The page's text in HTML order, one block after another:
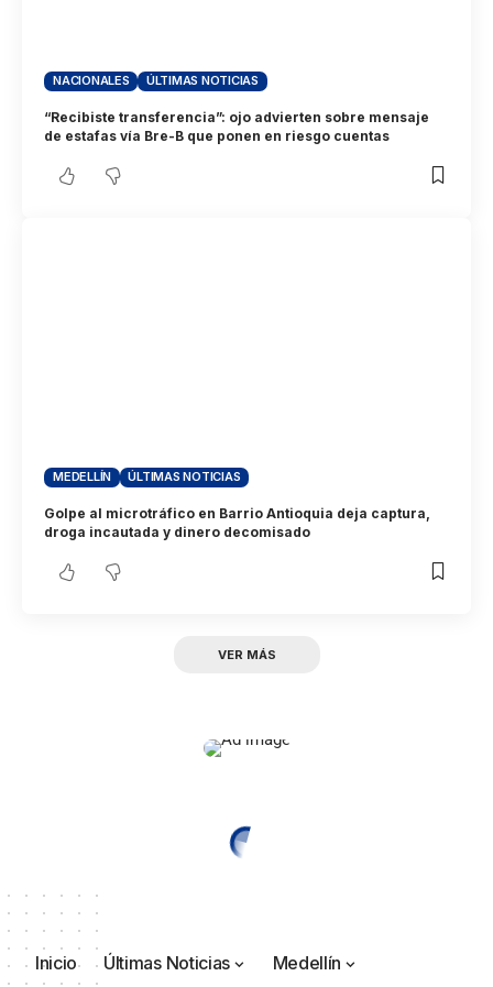
NACIONALES ÚLTIMAS NOTICIAS
“Recibiste transferencia”: ojo advierten sobre mensaje
de estafas vía Bre-B que ponen en riesgo cuentas
MEDELLÍN ÚLTIMAS NOTICIAS
Golpe al microtráfico en Barrio Antioquia deja captura,
droga incautada y dinero decomisado
VER MÁS
Inicio Últimas Noticias Medellín